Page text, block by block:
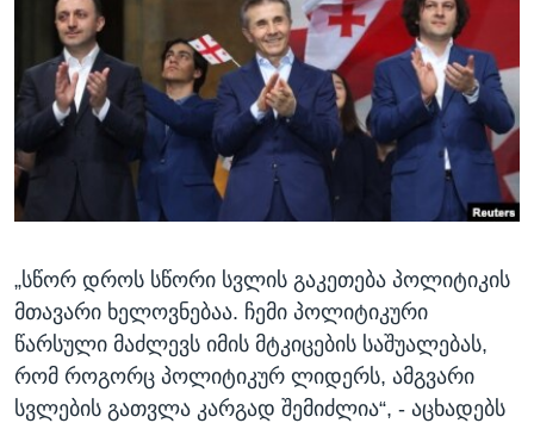
ᲡᲢᲣᲓᲘᲐ ᲕᲐᲨᲘᲜᲒᲢᲝᲜᲘ
ᲔᲙᲝᲜᲝᲛᲘᲙᲐ
ᲯᲐᲜᲛᲠᲗᲔᲚᲝᲑᲐ
ᲛᲔᲪᲜᲘᲔᲠᲔᲑᲐ
ᲓᲔᲖᲘᲜᲤᲝᲠᲛᲐᲪᲘᲐ
Learning English
ᲗᲕᲐᲚᲘ ᲒᲕᲐᲓᲔᲕᲜᲔᲗ
ენები
„სწორ დროს სწორი სვლის გაკეთება პოლიტიკის
მთავარი ხელოვნებაა. ჩემი პოლიტიკური
წარსული მაძლევს იმის მტკიცების საშუალებას,
რომ როგორც პოლიტიკურ ლიდერს, ამგვარი
სვლების გათვლა კარგად შემიძლია“, - აცხადებს